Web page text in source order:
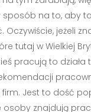
sposób na to, aby
Oczywiście, jeżeli
tutaj w Wielkiej
pracują to działa
firm. Jest to dość
osoby znajdują